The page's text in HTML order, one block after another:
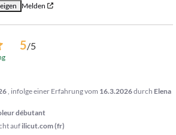
Melden
5/5
, infolge einer Erfahrung vom 16.3.2026durch Elena
débutant
auf ilicut.com (fr)